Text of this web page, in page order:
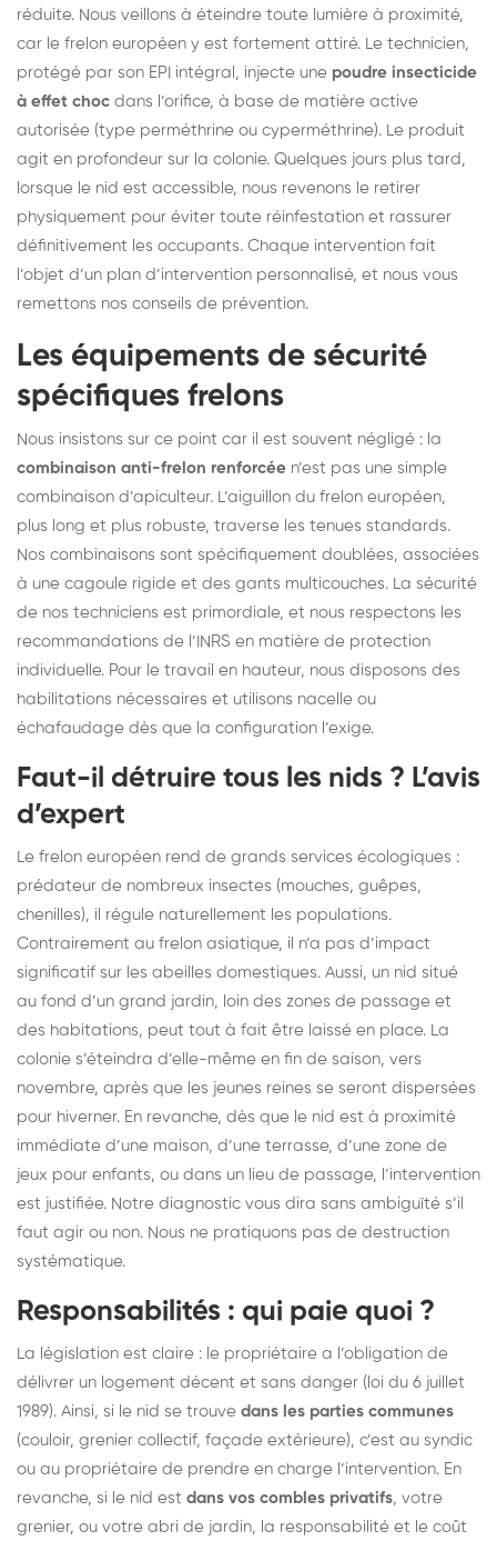
réduite. Nous veillons à éteindre toute lumière à proximité,
car le frelon européen y est fortement attiré. Le technicien,
protégé par son EPI intégral, injecte une poudre insecticide
à effet choc dans l’orifice, à base de matière active
autorisée (type perméthrine ou cyperméthrine). Le produit
agit en profondeur sur la colonie. Quelques jours plus tard,
lorsque le nid est accessible, nous revenons le retirer
physiquement pour éviter toute réinfestation et rassurer
définitivement les occupants. Chaque intervention fait
l’objet d’un plan d’intervention personnalisé, et nous vous
remettons nos conseils de prévention.
Les équipements de sécurité
spécifiques frelons
Nous insistons sur ce point car il est souvent négligé : la
combinaison anti-frelon renforcée n’est pas une simple
combinaison d’apiculteur. L’aiguillon du frelon européen,
plus long et plus robuste, traverse les tenues standards.
Nos combinaisons sont spécifiquement doublées, associées
à une cagoule rigide et des gants multicouches. La sécurité
de nos techniciens est primordiale, et nous respectons les
recommandations de l’INRS en matière de protection
individuelle. Pour le travail en hauteur, nous disposons des
habilitations nécessaires et utilisons nacelle ou
échafaudage dès que la configuration l’exige.
Faut-il détruire tous les nids ? L’avis
d’expert
Le frelon européen rend de grands services écologiques :
prédateur de nombreux insectes (mouches, guêpes,
chenilles), il régule naturellement les populations.
Contrairement au frelon asiatique, il n’a pas d’impact
significatif sur les abeilles domestiques. Aussi, un nid situé
au fond d’un grand jardin, loin des zones de passage et
des habitations, peut tout à fait être laissé en place. La
colonie s’éteindra d’elle-même en fin de saison, vers
novembre, après que les jeunes reines se seront dispersées
pour hiverner. En revanche, dès que le nid est à proximité
immédiate d’une maison, d’une terrasse, d’une zone de
jeux pour enfants, ou dans un lieu de passage, l’intervention
est justifiée. Notre diagnostic vous dira sans ambiguïté s’il
faut agir ou non. Nous ne pratiquons pas de destruction
systématique.
Responsabilités : qui paie quoi ?
La législation est claire : le propriétaire a l’obligation de
délivrer un logement décent et sans danger (loi du 6 juillet
1989). Ainsi, si le nid se trouve dans les parties communes
(couloir, grenier collectif, façade extérieure), c’est au syndic
ou au propriétaire de prendre en charge l’intervention. En
revanche, si le nid est dans vos combles privatifs, votre
grenier, ou votre abri de jardin, la responsabilité et le coût